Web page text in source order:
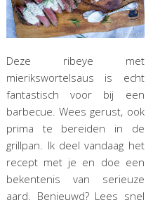
Deze ribeye met
mierikswortelsaus is echt
fantastisch voor bij een
barbecue. Wees gerust, ook
prima te bereiden in de
grillpan. Ik deel vandaag het
recept met je en doe een
bekentenis van serieuze
aard. Benieuwd? Lees snel